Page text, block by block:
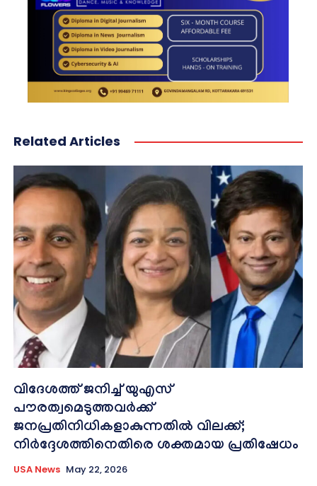
Related Articles
വിദേശത്ത് ജനിച്ച് യുഎസ്
പൗരത്വമെടുത്തവർക്ക്
ജനപ്രതിനിധികളാകുന്നതിൽ വിലക്ക്;
നിർദ്ദേശത്തിനെതിരെ ശക്തമായ പ്രതിഷേധം
USA News May 22, 2026